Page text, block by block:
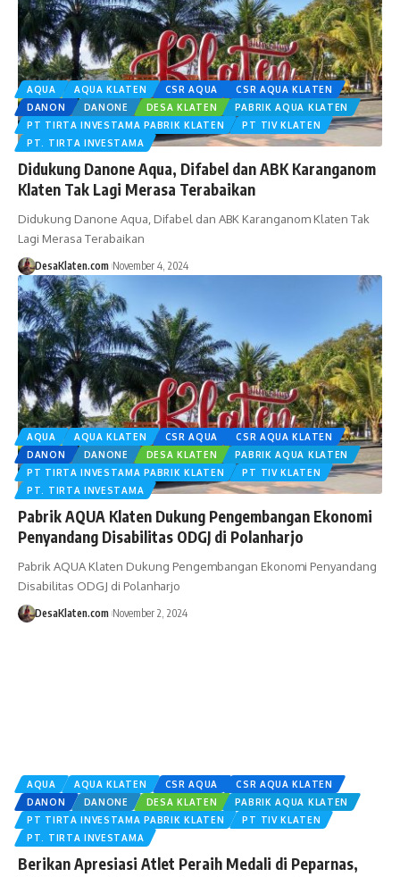
AQUA AQUA KLATEN CSR AQUA
CSR AQUA KLATEN
DANON
DANONE DESA KLATEN
PABRIK AQUA KLATEN
PT TIRTA INVESTAMA PABRIK KLATEN
PT TIV KLATEN
PT. TIRTA INVESTAMA
Didukung Danone Aqua, Difabel dan ABK Karanganom
Klaten Tak Lagi Merasa Terabaikan
Didukung Danone Aqua, Difabel dan ABK Karanganom Klaten Tak
Lagi Merasa Terabaikan
DesaKlaten.com November 4, 2024
AQUA AQUA KLATEN CSR AQUA
CSR AQUA KLATEN
DANON
DANONE DESA KLATEN
PABRIK AQUA KLATEN
PT TIRTA INVESTAMA PABRIK KLATEN
PT TIV KLATEN
PT. TIRTA INVESTAMA
Pabrik AQUA Klaten Dukung Pengembangan Ekonomi
Penyandang Disabilitas ODGJ di Polanharjo
Pabrik AQUA Klaten Dukung Pengembangan Ekonomi Penyandang
Disabilitas ODGJ di Polanharjo
DesaKlaten.com November 2, 2024
AQUA AQUA KLATEN CSR AQUA
CSR AQUA KLATEN
DANON
DANONE DESA KLATEN
PABRIK AQUA KLATEN
PT TIRTA INVESTAMA PABRIK KLATEN
PT TIV KLATEN
PT. TIRTA INVESTAMA
Berikan Apresiasi Atlet Peraih Medali di Peparnas,